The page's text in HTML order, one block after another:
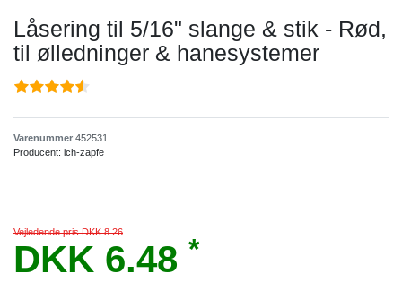
Låsering til 5/16" slange & stik - Rød,
til ølledninger & hanesystemer
Varenummer 452531
Producent: ich-zapfe
Vejledende pris DKK 8.26
DKK 6.48 *